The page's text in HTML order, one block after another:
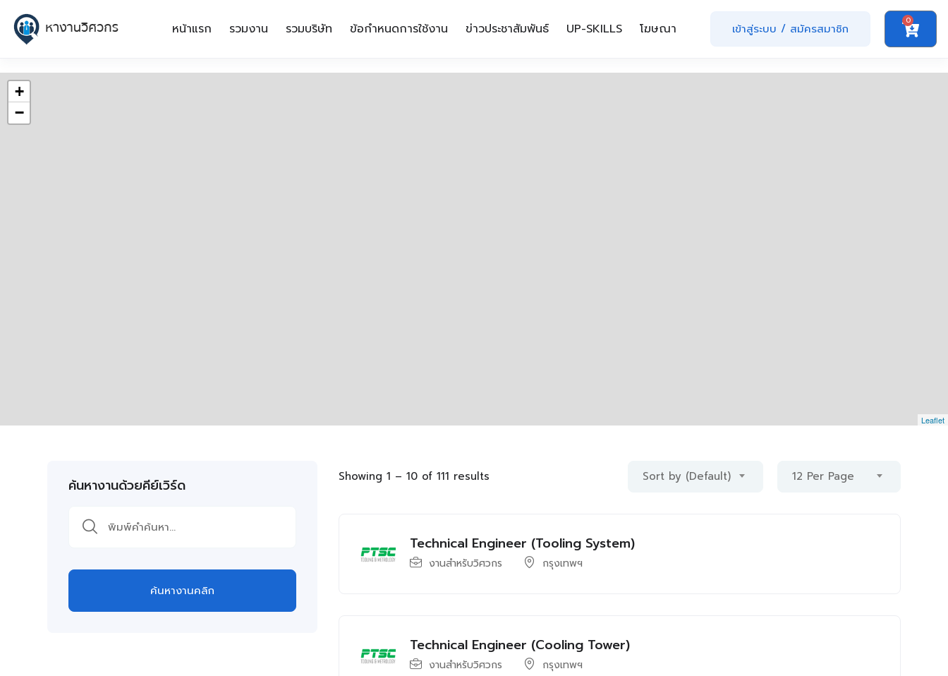
หน้าแรก รวมงาน รวมบริษัท ข้อกำหนดการใช้งาน ข่าวประชาสัมพันธ์ UP-SKILLS โฆษณา เข้าสู่ระบบ / สมัครสมาชิก
0
+
−
Leaflet
ค้นหางานด้วยคีย์เวิร์ด
ค้นหางานคลิก
Showing1 –10 of 111 results Sort by (Default) 12 Per Page
Technical Engineer (Tooling System)
งานสำหรับวิศวกร กรุงเทพฯ
Technical Engineer (Cooling Tower)
งานสำหรับวิศวกร กรุงเทพฯ